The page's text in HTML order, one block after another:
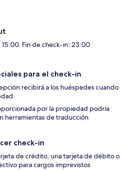
Fin de check-in: 23:00
para el check-in
recibirá a los huéspedes cuando
por la propiedad podría
herramientas de traducción
check-in
de crédito, una tarjeta de débito o
para cargos imprevistos